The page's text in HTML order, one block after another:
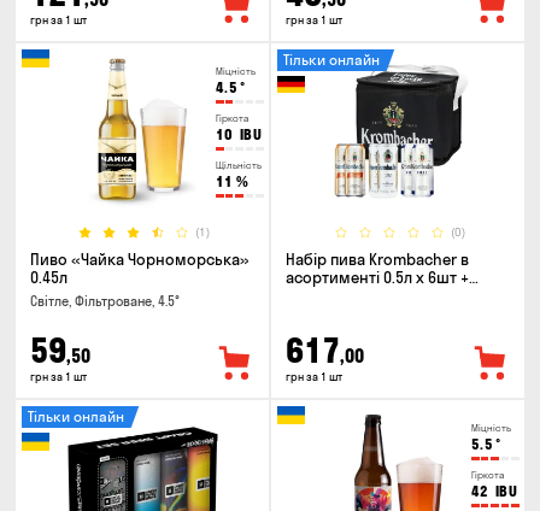
грн за 1 шт грн за 1 шт
Міцність
4.5 °
Гіркота
10 IBU
Щільність
11 %
(1)
Пиво «Чайка Чорноморська»
0.45л
Світле, Фільтроване, 4.5°
59,50
грн за 1 шт
(0)
Тільки онлайн
Набір пива Krombacher в
асортименті 0.5л х 6шт +
617,00
грн за 1 шт
Тільки онлайн
Міцність
5.5 °
Гіркота
42 IBU